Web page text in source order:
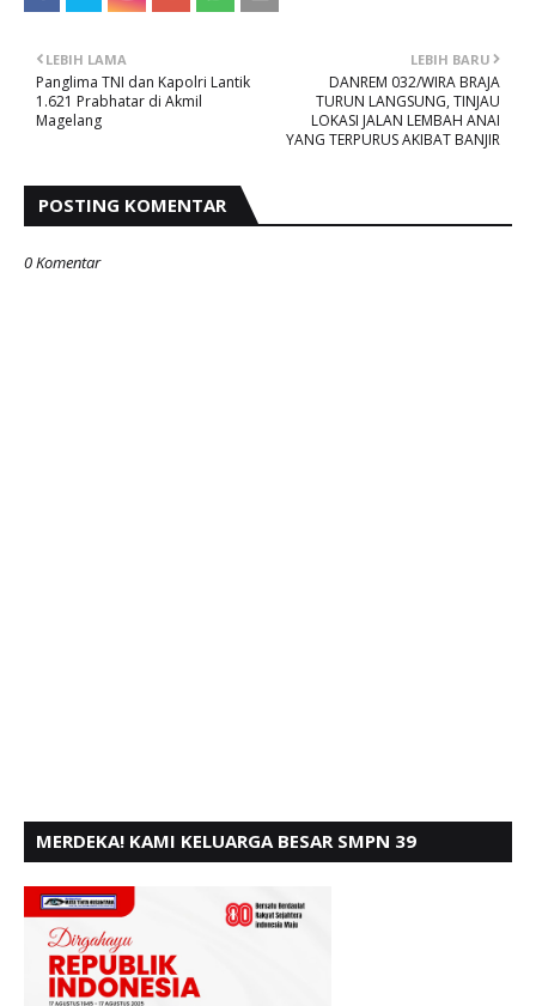
LEBIH BARU
DANREM 032/WIRA BRAJA
TURUN LANGSUNG, TINJAU
LOKASI JALAN LEMBAH ANAI
YANG TERPURUS AKIBAT BANJIR
LEBIH LAMA
Panglima TNI dan Kapolri Lantik
1.621 Prabhatar di Akmil
Magelang
POSTING KOMENTAR
0 Komentar
MERDEKA! KAMI KELUARGA BESAR SMPN 39